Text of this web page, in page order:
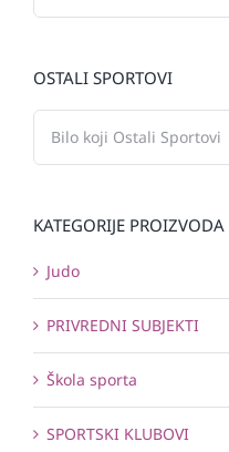
OSTALI SPORTOVI
KATEGORIJE PROIZVODA
Judo
PRIVREDNI SUBJEKTI
Škola sporta
SPORTSKI KLUBOVI